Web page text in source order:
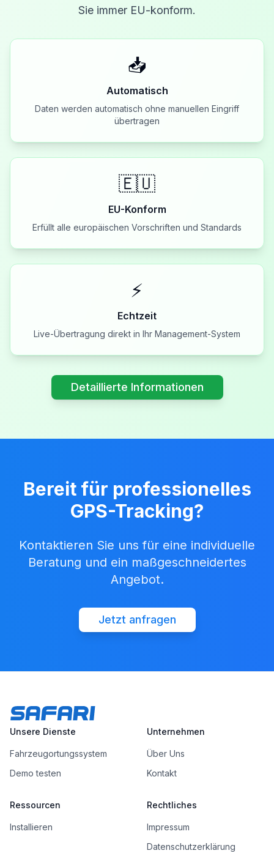
Sie immer EU-konform.
📥
Automatisch
Daten werden automatisch ohne manuellen Eingriff
übertragen
🇪🇺
EU-Konform
Erfüllt alle europäischen Vorschriften und Standards
⚡
Echtzeit
Live-Übertragung direkt in Ihr Management-System
Detaillierte Informationen
Bereit für professionelles
GPS-Tracking?
Kontaktieren Sie uns für eine individuelle
Beratung und ein maßgeschneidertes
Angebot.
Jetzt anfragen
Unsere Dienste
Fahrzeugortungssystem
Demo testen
Unternehmen
Über Uns
Kontakt
Ressourcen
Installieren
Rechtliches
Impressum
Datenschutzerklärung